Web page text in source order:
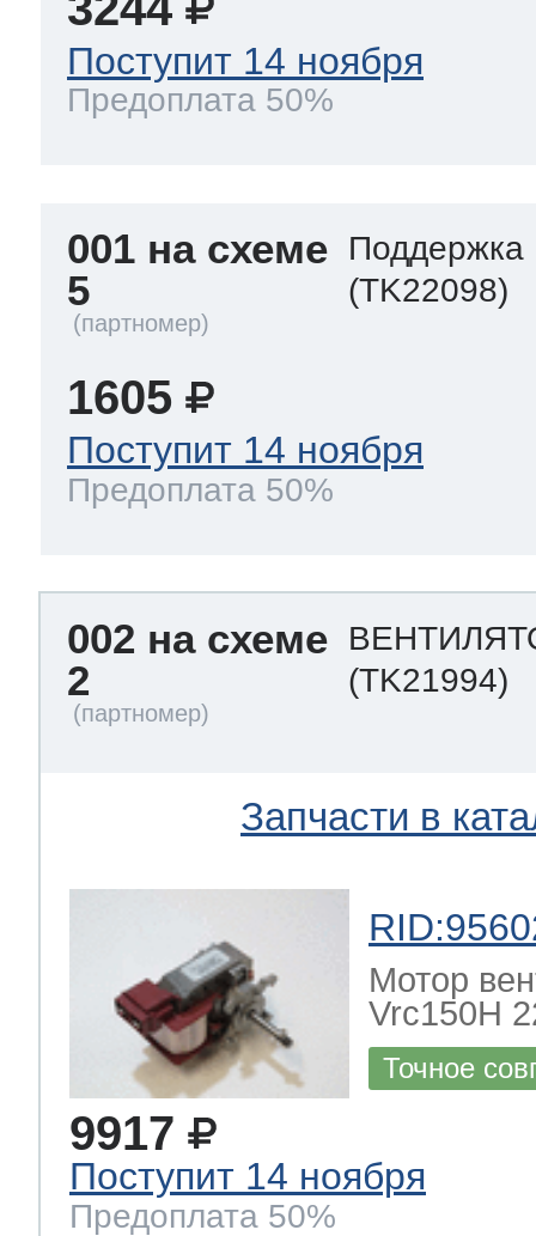
Поступит 14 ноября
Предоплата 50%
001 на схеме
5
Поддержка
(TK22098)
1605
Поступит 14 ноября
Предоплата 50%
002 на схеме
2
(TK21994)
Запчасти в
Мотор
Vrc150H
Точное
9917
Поступит 14 ноября
Предоплата 50%